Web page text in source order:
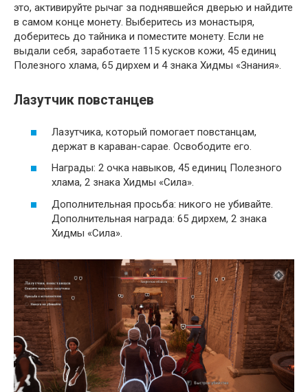
это, активируйте рычаг за поднявшейся дверью и найдите
в самом конце монету. Выберитесь из монастыря,
доберитесь до тайника и поместите монету. Если не
выдали себя, заработаете 115 кусков кожи, 45 единиц
Полезного хлама, 65 дирхем и 4 знака Хидмы «Знания».
Лазутчик повстанцев
Лазутчика, который помогает повстанцам,
держат в караван-сарае. Освободите его.
Награды: 2 очка навыков, 45 единиц Полезного
хлама, 2 знака Хидмы «Сила».
Дополнительная просьба: никого не убивайте.
Дополнительная награда: 65 дирхем, 2 знака
Хидмы «Сила».